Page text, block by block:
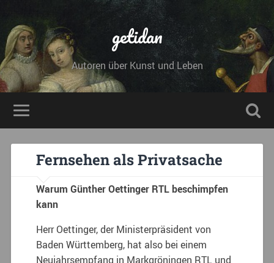
getidan
Autoren über Kunst und Leben
Fernsehen als Privatsache
Warum Günther Oettinger RTL beschimpfen
kann
Herr Oettinger, der Ministerpräsident von
Baden Württemberg, hat also bei einem
Neujahrsempfang in Markgröningen RTL und